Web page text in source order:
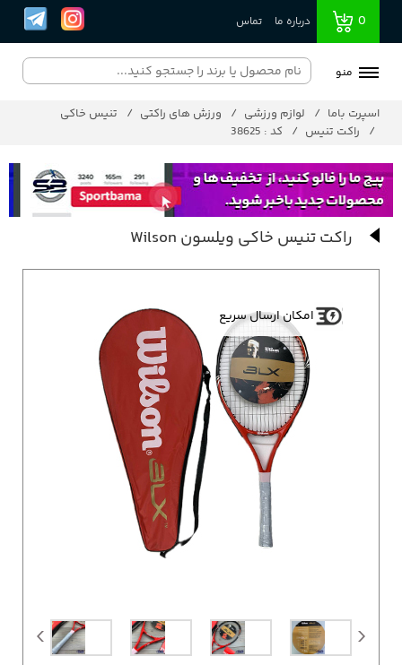
0 درباره ما تماس
منو
اسپرت باما لوازم ورزشی ورزش های راکتی
تنیس خاکی
راکت تنیس
کد : 38625
راکت تنیس خاکی ویلسون Wilson
امکان ارسال سریع